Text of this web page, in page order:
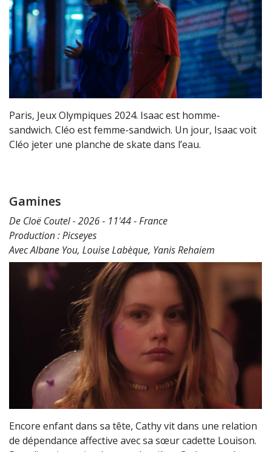
Paris, Jeux Olympiques 2024. Isaac est homme-
sandwich. Cléo est femme-sandwich. Un jour, Isaac voit
Cléo jeter une planche de skate dans l’eau.
Gamines
De Cloë Coutel - 2026 - 11'44 - France
Production : Picseyes
Avec Albane You, Louise Labèque, Yanis Rehaiem
Encore enfant dans sa tête, Cathy vit dans une relation
de dépendance affective avec sa sœur cadette Louison.